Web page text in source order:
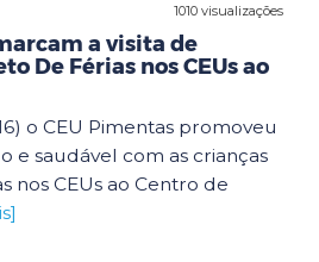
1010 visualizações
a visita de
De Férias nos CEUs ao
o CEU Pimentas promoveu
e saudável com as crianças
nos CEUs ao Centro de